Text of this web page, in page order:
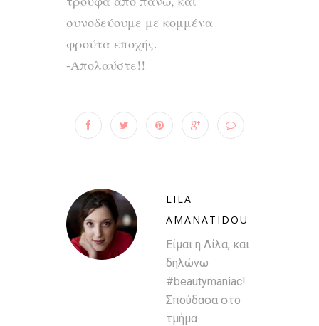
συνοδεύουμε με κομμένα
φρούτα εποχής.
-Απολαύστε!!
LILA
AMANATIDOU
Είμαι η Λίλα, και
δηλώνω
#beautymaniac!
Σπούδασα στο
τμήμα